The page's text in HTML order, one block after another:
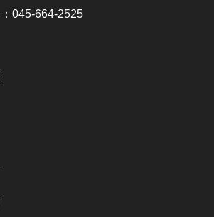
045-664-2525